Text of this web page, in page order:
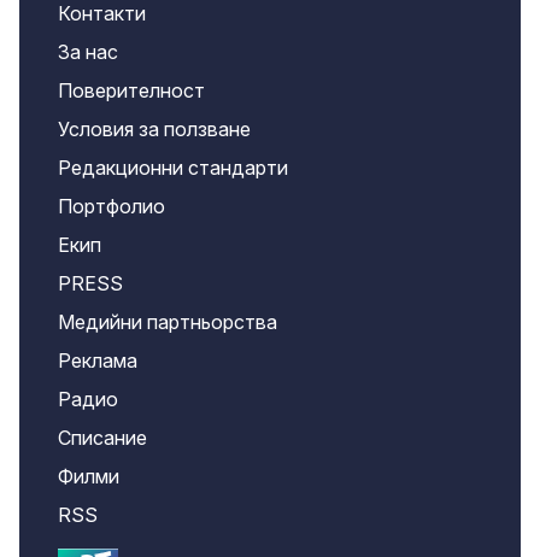
Контакти
За нас
Поверителност
Условия за ползване
Редакционни стандарти
Портфолио
Екип
PRESS
Медийни партньорства
Реклама
Радио
Списание
Филми
RSS